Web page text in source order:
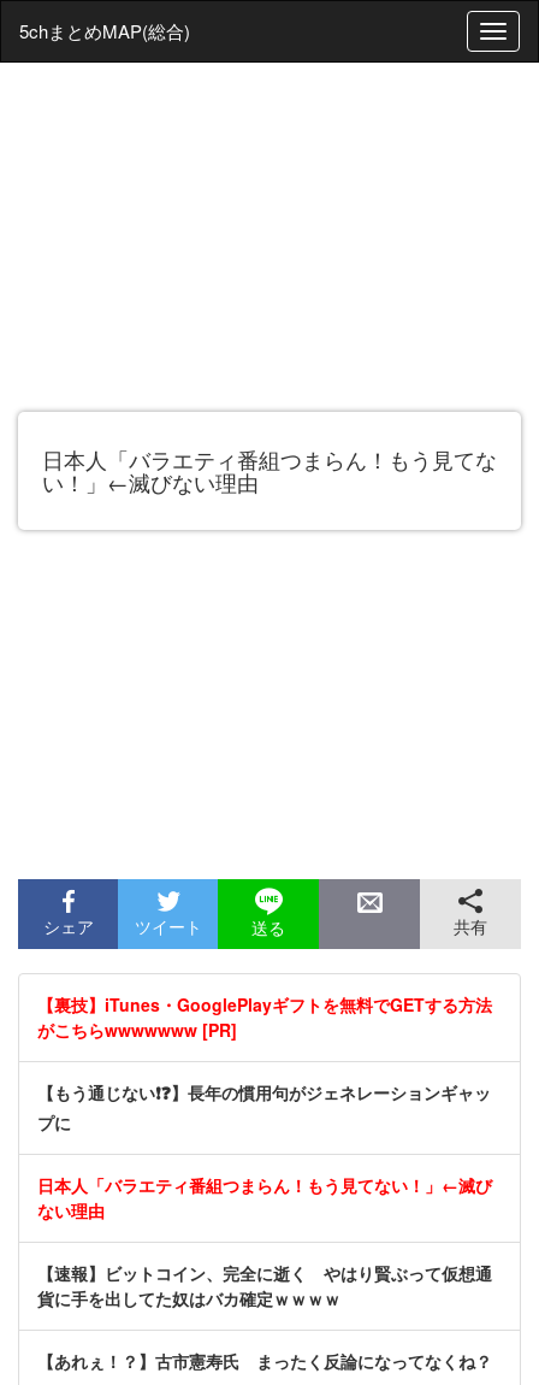
T
o
5chまとめMAP(総合)
日本人「バラエティ番組つまらん！もう見てな
い！」←滅びない理由
シェア ツイート 送る 共有
【裏技】iTunes・GooglePlayギフトを無料でGETする方法
がこちらwwwwwww [PR]
【もう通じない❗❓】長年の慣用句がジェネレーションギャッ
プに
日本人「バラエティ番組つまらん！もう見てない！」←滅び
ない理由
【速報】ビットコイン、完全に逝く やはり賢ぶって仮想通
貨に手を出してた奴はバカ確定ｗｗｗｗ
【あれぇ！？】古市憲寿氏 まったく反論になってなくね？